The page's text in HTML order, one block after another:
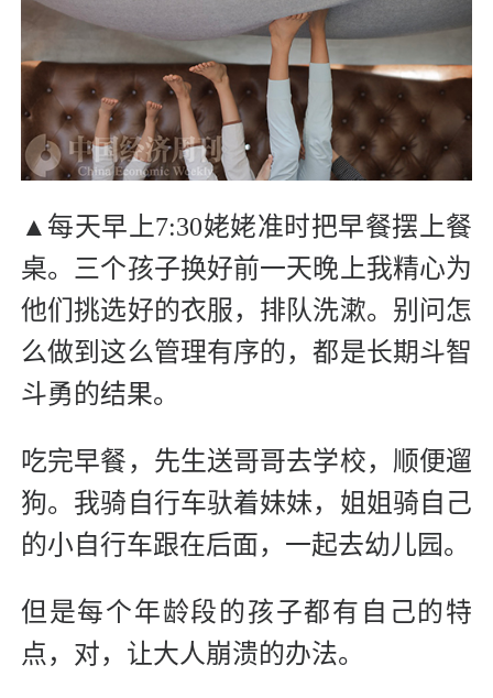
▲每天早上7:30姥姥准时把早餐摆上餐
桌。三个孩子换好前一天晚上我精心为
他们挑选好的衣服，排队洗漱。别问怎
么做到这么管理有序的，都是长期斗智
斗勇的结果。
吃完早餐，先生送哥哥去学校，顺便遛
狗。我骑自行车驮着妹妹，姐姐骑自己
的小自行车跟在后面，一起去幼儿园。
但是每个年龄段的孩子都有自己的特
点，对，让大人崩溃的办法。